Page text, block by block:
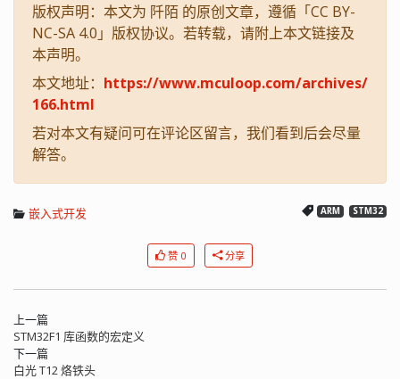
版权声明：本文为 阡陌 的原创文章，遵循「CC BY-
NC-SA 4.0」版权协议。若转载，请附上本文链接及
本声明。
本文地址： https://www.mculoop.com/archives/
166.html
若对本文有疑问可在评论区留言，我们看到后会尽量
解答。
嵌入式开发 ARM STM32
赞 0 分享
上一篇
STM32F1 库函数的宏定义
下一篇
白光 T12 烙铁头